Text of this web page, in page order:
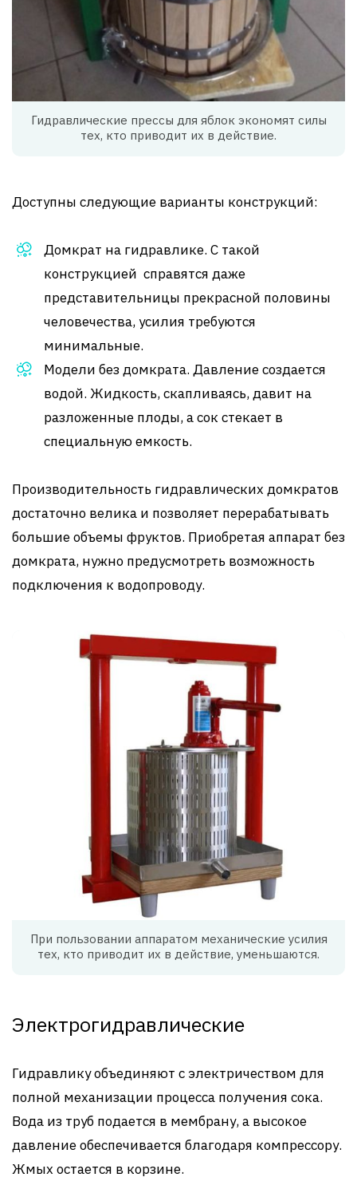
Гидравлические прессы для яблок экономят силы
тех, кто приводит их в действие.
Доступны следующие варианты конструкций:
Домкрат на гидравлике. С такой
конструкцией справятся даже
представительницы прекрасной половины
человечества, усилия требуются
минимальные.
Модели без домкрата. Давление создается
водой. Жидкость, скапливаясь, давит на
разложенные плоды, а сок стекает в
специальную емкость.
Производительность гидравлических домкратов
достаточно велика и позволяет перерабатывать
большие объемы фруктов. Приобретая аппарат без
домкрата, нужно предусмотреть возможность
подключения к водопроводу.
При пользовании аппаратом механические усилия
тех, кто приводит их в действие, уменьшаются.
Электрогидравлические
Гидравлику объединяют с электричеством для
полной механизации процесса получения сока.
Вода из труб подается в мембрану, а высокое
давление обеспечивается благодаря компрессору.
Жмых остается в корзине.